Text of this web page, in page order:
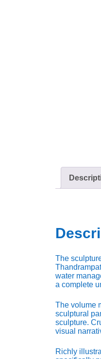
The
water
a complete
The volume
sculptural
sculpture.
visual
Richly